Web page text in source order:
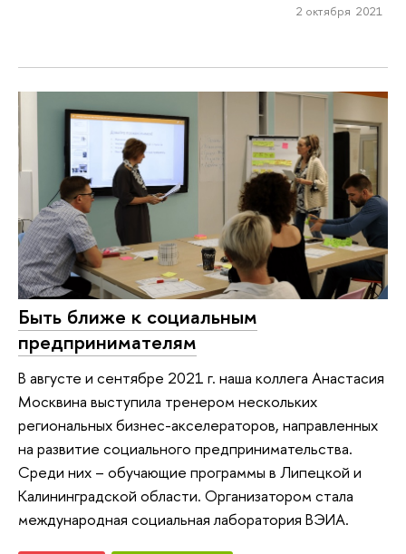
2 октября 2021
Быть ближе к социальным
предпринимателям
В августе и сентябре 2021 г. наша коллега Анастасия
Москвина выступила тренером нескольких
региональных бизнес-акселераторов, направленных
на развитие социального предпринимательства.
Среди них – обучающие программы в Липецкой и
Калининградской области. Организатором стала
международная социальная лаборатория ВЭИА.